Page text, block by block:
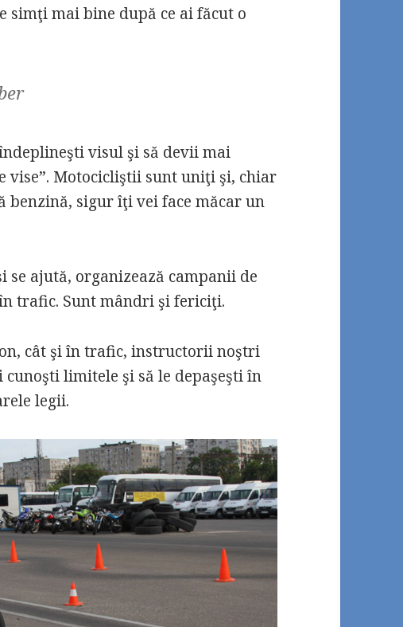
mai bine după ce ai făcut o
visul şi să devii mai
vise”. Motocicliştii sunt uniţi şi, chiar
benzină, sigur îţi vei face măcar un
ajută, organizează campanii de
trafic. Sunt mândri şi fericiţi.
cât şi în trafic, instructorii noştri
limitele şi să le depaşeşti în
legii.